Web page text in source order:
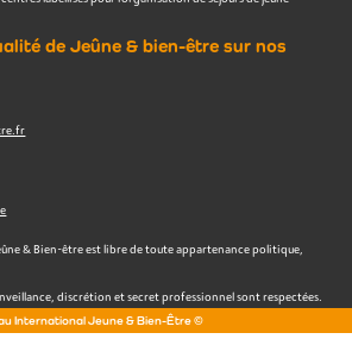
de Jeûne & bien-être sur nos
& Bien-être est libre de toute appartenance politique,
discrétion et secret professionnel sont respectées.
International Jeune & Bien-Être ©